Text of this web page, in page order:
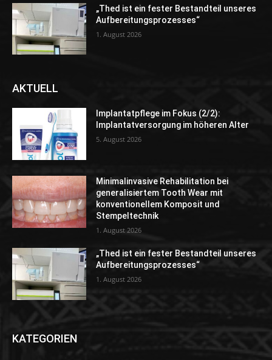
„Thed ist ein fester Bestandteil unseres
Aufbereitungsprozesses“
1. August 2026
AKTUELL
Implantatpflege im Fokus (2/2):
Implantatversorgung im höheren Alter
5. August 2026
Minimalinvasive Rehabilitation bei
generalisiertem Tooth Wear mit
konventionellem Komposit und
Stempeltechnik
1. August 2026
„Thed ist ein fester Bestandteil unseres
Aufbereitungsprozesses“
1. August 2026
KATEGORIEN